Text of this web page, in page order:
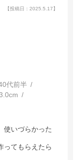
【投稿日：2025.5.17】
代前半
使いづらかった
ってもらえたら